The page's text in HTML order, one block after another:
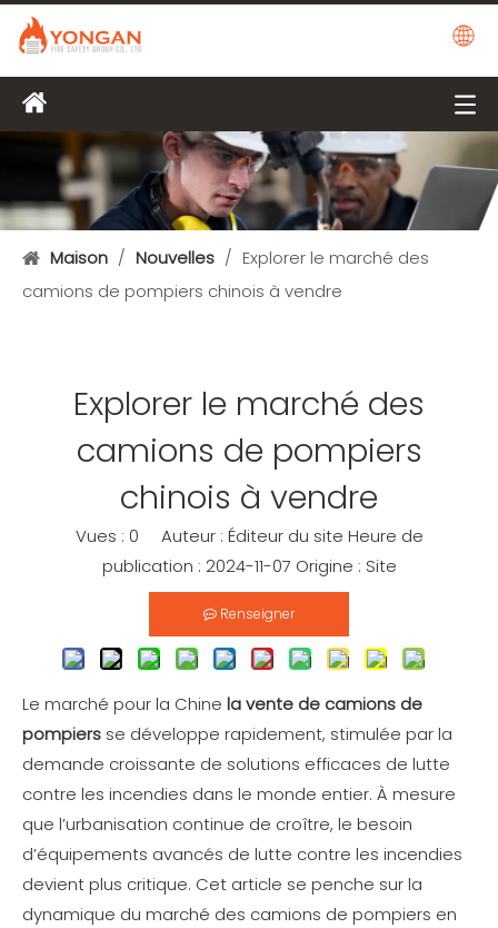
Maison / Nouvelles / Explorer le marché des
camions de pompiers chinois à vendre
Explorer le marché des
camions de pompiers
chinois à vendre
Vues : 0 Auteur : Éditeur du site Heure de
publication : 2024-11-07 Origine : Site
Renseigner
Le marché pour la Chine la vente de camions de
pompiers se développe rapidement, stimulée par la
demande croissante de solutions efficaces de lutte
contre les incendies dans le monde entier. À mesure
que l’urbanisation continue de croître, le besoin
d’équipements avancés de lutte contre les incendies
devient plus critique. Cet article se penche sur la
dynamique du marché des camions de pompiers en